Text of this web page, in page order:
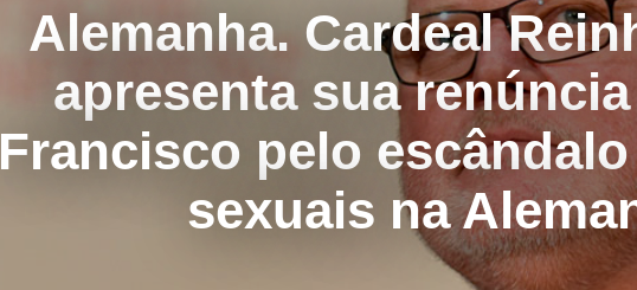
Alemanha. Cardeal
apresenta sua
Francisco pelo
sexuais na